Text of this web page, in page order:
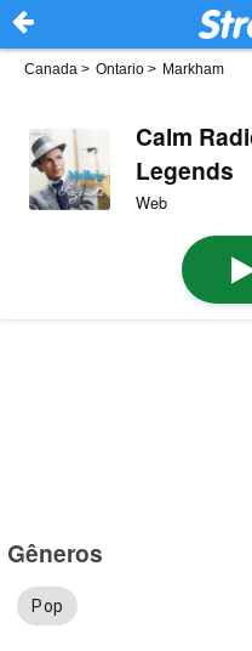
Canada > Ontario > Markham
Calm
Legends
Web
Gêneros
Pop